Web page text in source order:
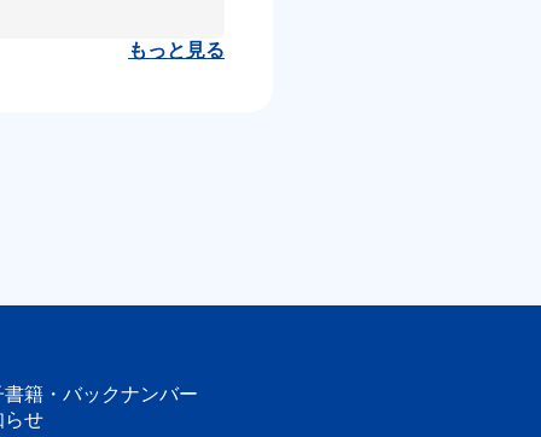
もっと見る
籍・ バックナンバー
らせ